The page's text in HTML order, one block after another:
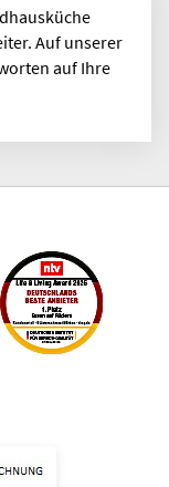
Auf unserer
auf Ihre